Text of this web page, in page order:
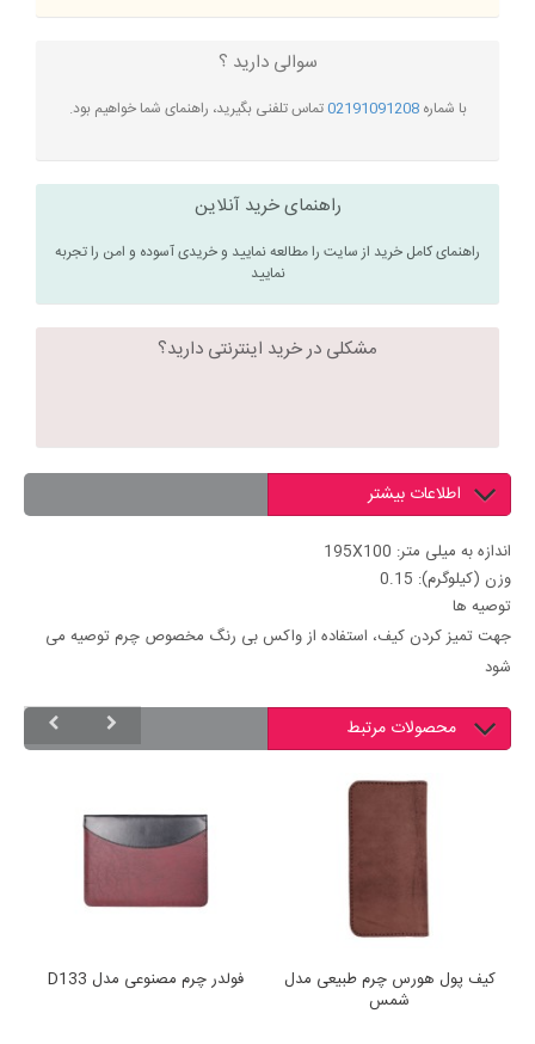
سوالی دارید ؟
با شماره02191091208تماس تلفنی بگیرید، راهنمای شما خواهیم بود.
راهنمای خرید آنلاین
راهنمای کامل خرید از سایت را مطالعه نمایید و خریدی آسوده و امن را تجربه
نمایید
مشکلی در خرید اینترنتی دارید؟
اطلاعات بیشتر
اندازه به میلی متر: 195X100
وزن ‏(‏کیلوگرم‏)‏: 0.15
توصیه ها
جهت تمیز کردن کیف، استفاده از واکس بی رنگ مخصوص چرم توصیه می
شود
محصولات مرتبط
فولدر چرم مصنوعی مدل D133
کیف پول هورس چرم طبیعی مدل
شمس